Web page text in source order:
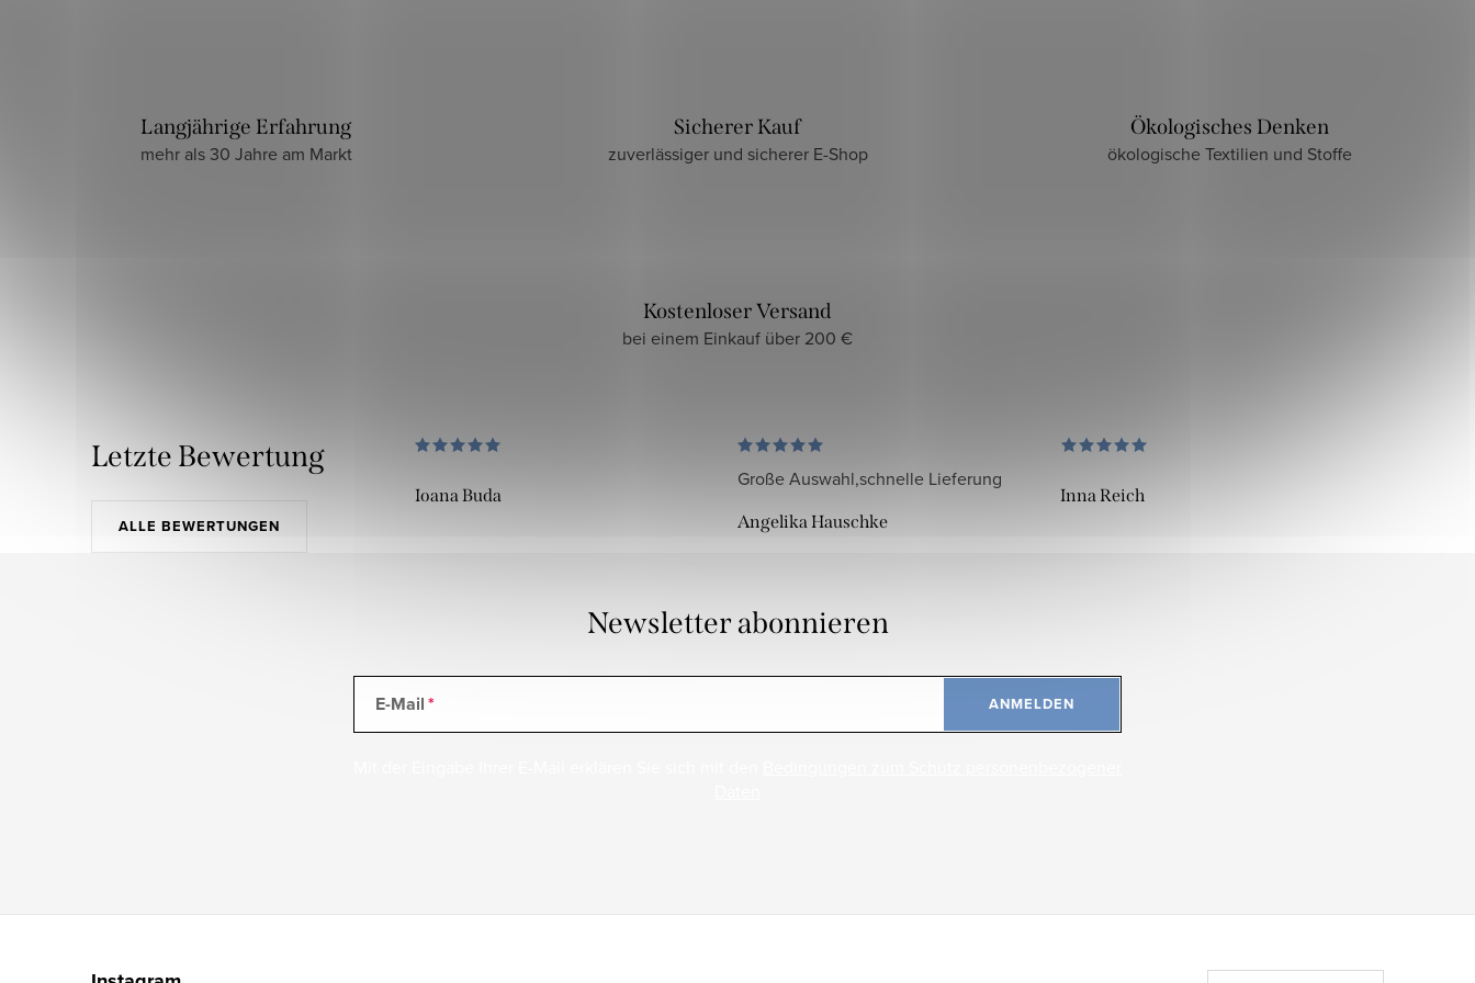
Langjährige Erfahrung
mehr als 30 Jahre am Markt
Sicherer Kauf
zuverlässiger und sicherer E-Shop
Ökologisches Denken
ökologische Textilien und Stoffe
Kostenloser Versand
bei einem Einkauf über 200 €
Letzte Bewertung
ALLE BEWERTUNGEN
Ioana Buda
Große Auswahl,schnelle Lieferung
Angelika Hauschke
Inna Reich
Newsletter abonnieren
E-Mail ANMELDEN